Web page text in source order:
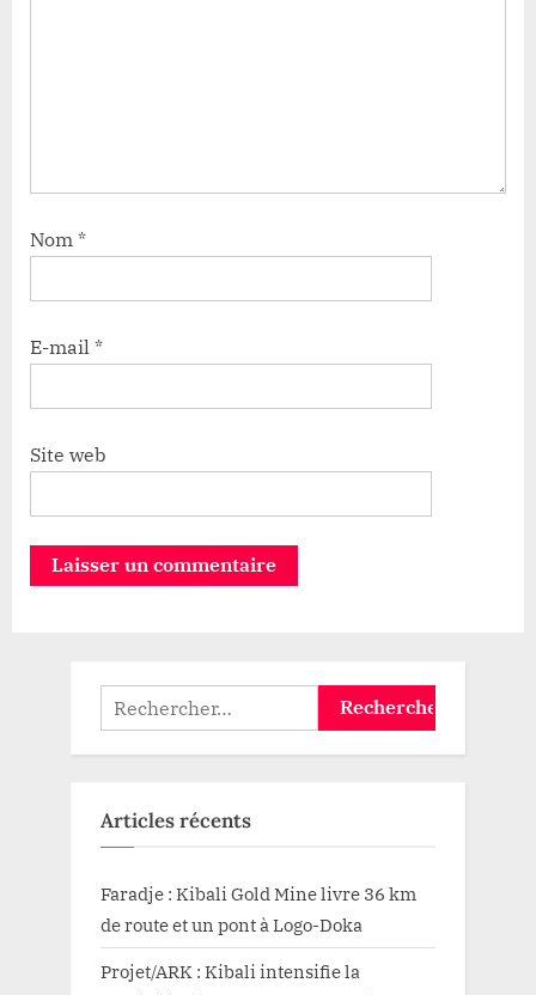
Nom *
E-mail *
Site web
Rechercher :
Articles récents
Faradje : Kibali Gold Mine livre 36 km
de route et un pont à Logo-Doka
Projet/ARK : Kibali intensifie la